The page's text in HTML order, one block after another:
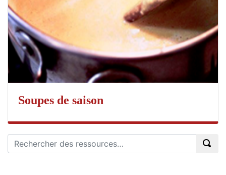
Soupes de saison